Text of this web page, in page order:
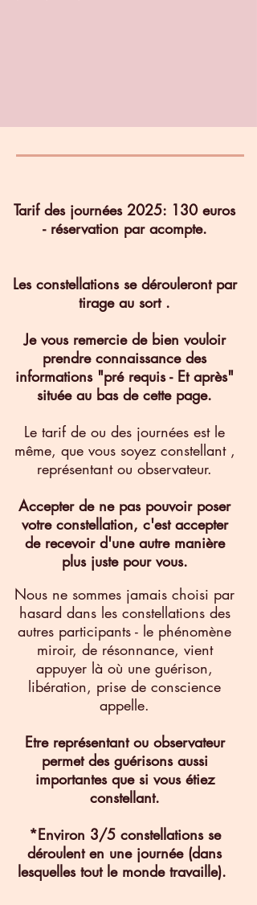
Tarif des journées 2025: 130 euros
- réservation par acompte.
Les constellations se dérouleront par
tirage au sort .
Je vous remercie de bien vouloir
prendre connaissance des
informations "pré requis - Et après"
située au bas de cette page.
Le tarif de ou des journées est le
même, que vous soyez constellant ,
représentant ou observateur.
Accepter de ne pas pouvoir poser
votre constellation, c'est accepter
de recevoir d'une autre manière
plus juste pour vous.
Nous ne sommes jamais choisi par
hasard dans les constellations des
autres participants - le phénomène
miroir, de résonnance, vient
appuyer là où une guérison,
libération, prise de conscience
appelle.
Etre représentant ou observateur
permet des guérisons aussi
importantes que si vous étiez
constellant.
​*Environ 3/5 constellations se
déroulent en une journée (dans
lesquelles tout le monde travaille).